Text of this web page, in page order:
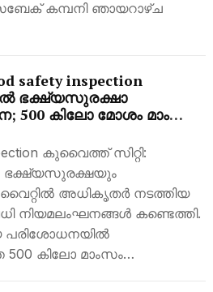
കമ്പനി ഞായറാഴ്ച
safety inspection
ഭക്ഷ്യസുരക്ഷാ
500 കിലോ മോശം മാംസം
കുവൈത്ത് സിറ്റി:
അധികൃതർ നടത്തിയ
നിയമലംഘനങ്ങൾ കണ്ടെത്തി.
കിലോ മാംസം…